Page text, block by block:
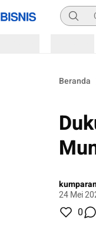
Beranda
24 Mei
0